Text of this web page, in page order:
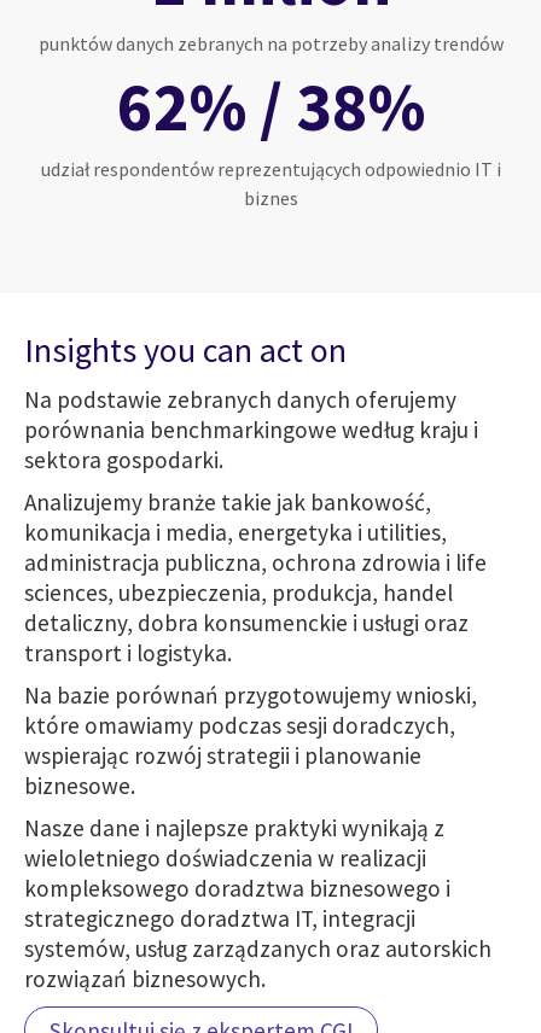
punktów danych zebranych na potrzeby analizy trendów
62% / 38%
udział respondentów reprezentujących odpowiednio IT i
biznes
Insights you can act on
Na podstawie zebranych danych oferujemy
porównania benchmarkingowe według kraju i
sektora gospodarki.
Analizujemy branże takie jak bankowość,
komunikacja i media, energetyka i utilities,
administracja publiczna, ochrona zdrowia i life
sciences, ubezpieczenia, produkcja, handel
detaliczny, dobra konsumenckie i usługi oraz
transport i logistyka.
Na bazie porównań przygotowujemy wnioski,
które omawiamy podczas sesji doradczych,
wspierając rozwój strategii i planowanie
biznesowe.
Nasze dane i najlepsze praktyki wynikają z
wieloletniego doświadczenia w realizacji
kompleksowego doradztwa biznesowego i
strategicznego doradztwa IT, integracji
systemów, usług zarządzanych oraz autorskich
rozwiązań biznesowych.